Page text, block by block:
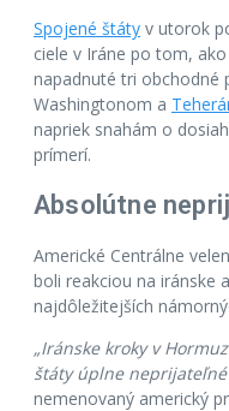
Spojené štáty v utorok
ciele v Iráne po tom,
napadnuté tri obchodné
Washingtonom a
napriek snahám o
prímerí.
Absolútne
Americké Centrálne
boli reakciou na iránske
najdôležitejších
„Iránske kroky v
štáty úplne
nemenovaný americký